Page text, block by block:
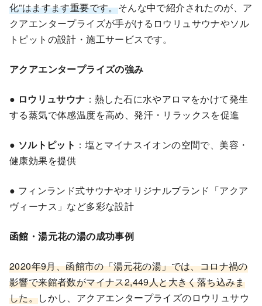
化”はますます重要です。そんな中で紹介されたのが、ア
クアエンタープライズが手がけるロウリュサウナやソル
トピットの設計・施工サービスです。
アクアエンタープライズの強み
● ロウリュサウナ ：熱した石に水やアロマをかけて発生
する蒸気で体感温度を高め、発汗・リラックスを促進
● ソルトピット ：塩とマイナスイオンの空間で、美容・
健康効果を提供
● フィンランド式サウナやオリジナルブランド「アクア
ヴィーナス」など多彩な設計
函館・湯元花の湯の成功事例
2020年9月、函館市の「湯元花の湯」では、コロナ禍の
影響で来館者数がマイナス2,449人と大きく落ち込みま
した。しかし、アクアエンタープライズのロウリュサウ